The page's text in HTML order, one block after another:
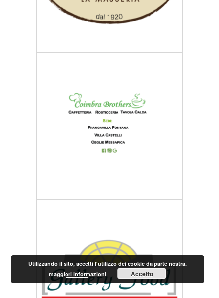
Utilizzando il sito, accetti l'utilizzo dei cookie da parte nostra.
maggiori informazioni
Accetto